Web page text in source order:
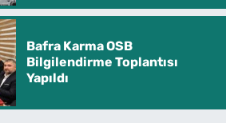
Bafra Karma OSB
Bilgilendirme Toplantısı
Yapıldı